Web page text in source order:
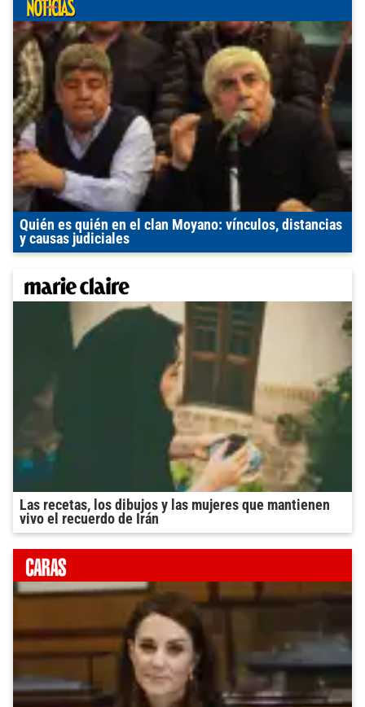
Quién es quién en el clan Moyano: vínculos, distancias
y causas judiciales
Las recetas, los dibujos y las mujeres que mantienen
vivo el recuerdo de Irán